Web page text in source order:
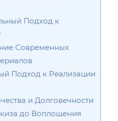
Подход к
Современных
Подход к Реализации
и Долговечности
до Воплощения